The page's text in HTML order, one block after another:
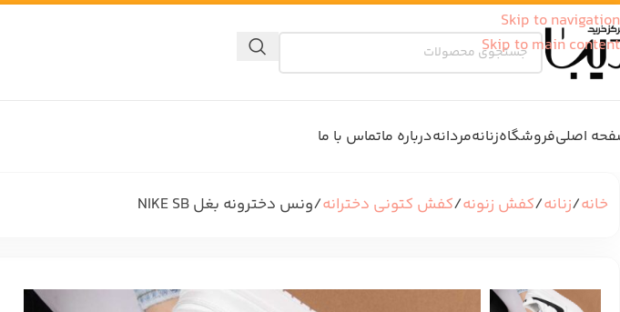
Skip to navigation
Skip to main content
اصلیفروشگاهزنانهمردانهدرباره ماتماس با ما
خانه زنانه کفش زنونه کفش کتونی دخترانه ونس دخترونه بغل NIKE SB